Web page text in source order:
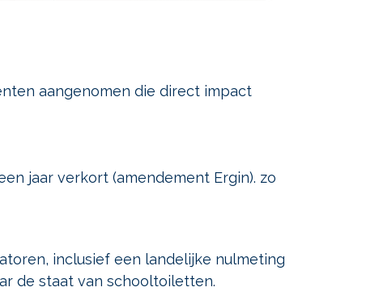
aangenomen die direct impact
jaar verkort (amendement Ergin). zo
inclusief een landelijke nulmeting
de staat van schooltoiletten.